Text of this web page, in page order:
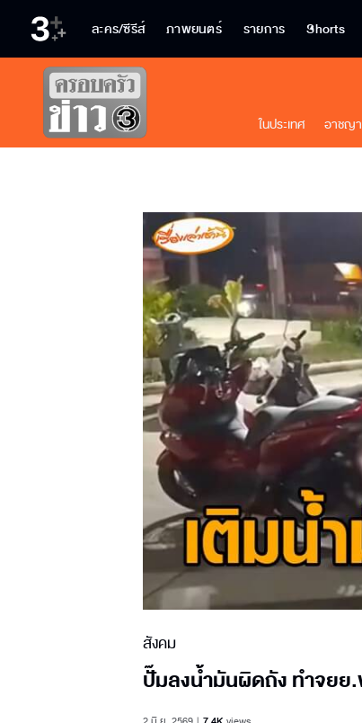
ละคร/ซีรีส์ ภาพยนตร์ รายการ Shorts
ในประเทศ อาชญ
สังคม
ปั๊มลงน้ำมันผิดถัง ทำจยย